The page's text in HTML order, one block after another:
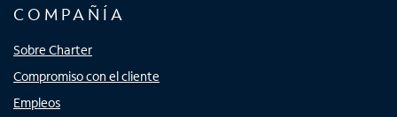
COMPAÑÍA
Sobre Charter
Compromiso con el cliente
Empleos